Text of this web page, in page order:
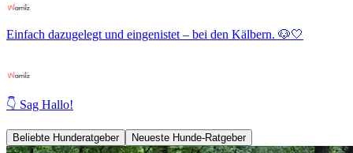
Einfach dazugelegt und eingenistet – bei den Kälbern. 🐶🤍
👇 Sag Hallo!
Beliebte Hunderatgeber Neueste Hunde-Ratgeber